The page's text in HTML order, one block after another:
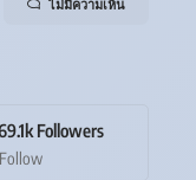
ไม่มีความเห็น
Followers
Follow